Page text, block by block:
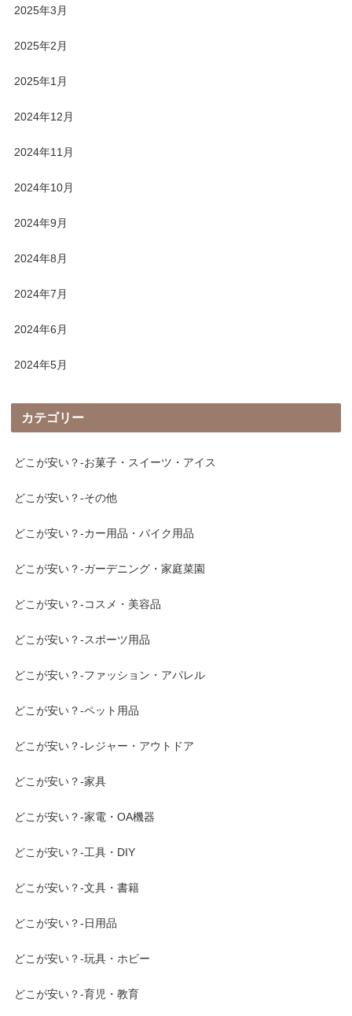
2025年3月
2025年2月
2025年1月
2024年12月
2024年11月
2024年10月
2024年9月
2024年8月
2024年7月
2024年6月
2024年5月
カテゴリー
どこが安い？-お菓子・スイーツ・アイス
どこが安い？-その他
どこが安い？-カー用品・バイク用品
どこが安い？-ガーデニング・家庭菜園
どこが安い？-コスメ・美容品
どこが安い？-スポーツ用品
どこが安い？-ファッション・アパレル
どこが安い？-ペット用品
どこが安い？-レジャー・アウトドア
どこが安い？-家具
どこが安い？-家電・OA機器
どこが安い？-工具・DIY
どこが安い？-文具・書籍
どこが安い？-日用品
どこが安い？-玩具・ホビー
どこが安い？-育児・教育